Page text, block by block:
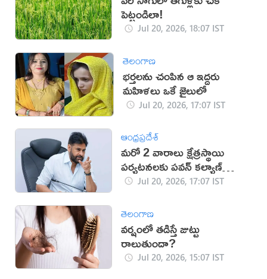
పెట్టండిలా!
Jul 20, 2026, 18:07 IST
తెలంగాణ
భర్తలను చంపిన ఆ ఇద్దరు
మహిళలు ఒకే జైలులో
Jul 20, 2026, 17:07 IST
ఆంధ్రప్రదేశ్
మరో 2 వారాలు క్షేత్రస్థాయి
పర్యటనలకు పవన్ కల్యాణ్
దూరంJul 20, 2026, 17:07 IST
తెలంగాణ
వర్షంలో తడిస్తే జుట్టు
రాలుతుందా?
Jul 20, 2026, 15:07 IST